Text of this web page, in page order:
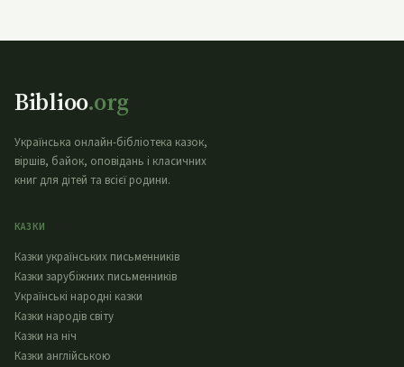
Biblioo.org
Українська онлайн-бібліотека казок,
віршів, байок, оповідань і класичних
книг для дітей та всієї родини.
КАЗКИ
Казки українських письменників
Казки зарубіжних письменників
Українські народні казки
Казки народів світу
Казки на ніч
Казки англійською